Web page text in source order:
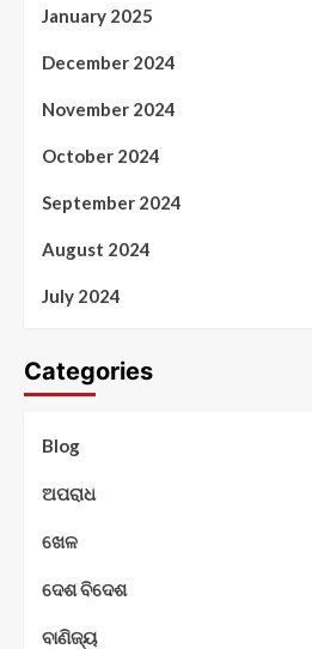
January 2025
December 2024
November 2024
October 2024
September 2024
August 2024
July 2024
Categories
Blog
ଅପରାଧ
ଖେଳ
ଦେଶ ବିଦେଶ
ବାଣିଜ୍ୟ